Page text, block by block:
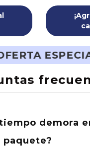
OFERTA
demora
paquete?